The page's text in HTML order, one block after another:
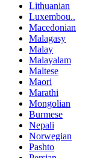
Lithuanian
Luxembou..
Macedonian
Malagasy
Malay
Malayalam
Maltese
Maori
Marathi
Mongolian
Burmese
Nepali
Norwegian
Pashto